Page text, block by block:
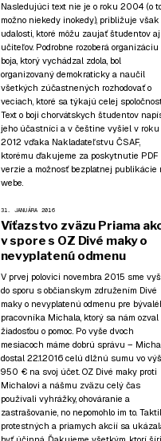
Nasledujúci text nie je o roku 2004 (o
možno niekedy inokedy), približuje však
udalosti, ktoré môžu zaujať študentov aj
učiteľov. Podrobne rozoberá organizáciu
boja, ktorý vychádzal zdola, bol
organizovaný demokraticky a naučil
všetkých zúčastnených rozhodovať o
veciach, ktoré sa týkajú celej
Text o boji chorvátskych študentov
jeho účastníci a v češtine vyšiel v roku
2012 vďaka Nakladateľstvu ČSAF,
ktorému ďakujeme za poskytnutie PDF
verzie a možnosť bezplatnej publikácie
webe.
31. JANUÁRA 2016
Víťazstvo zväzu Priama
v spore s OZ Divé maky o
nevyplatenú odmenu
V prvej polovici novembra 2015 sme
do sporu s občianskym združením Divé
maky o nevyplatenú odmenu pre
pracovníka Michala, ktorý sa nám ozval
žiadosťou o pomoc. Po vyše dvoch
mesiacoch máme dobrú správu –
dostal 22.1.2016 celú dlžnú sumu vo
950 € na svoj účet. OZ Divé maky proti
Michalovi a nášmu zväzu celý čas
používali vyhrážky, ohováranie a
zastrašovanie, no nepomohlo im to.
protestných a priamych akcií sa